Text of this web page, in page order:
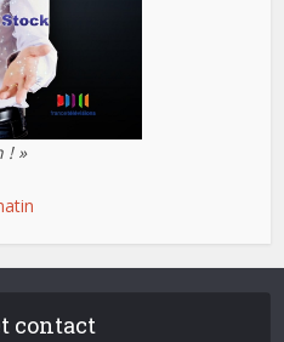
! »
contact